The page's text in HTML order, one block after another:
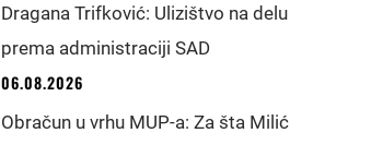
Dragana Trifković: Ulizištvo na delu
prema administraciji SAD
06.08.2026
Obračun u vrhu MUP-a: Za šta Milić